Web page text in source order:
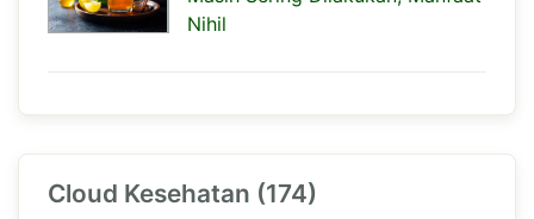
Nihil
Cloud Kesehatan (174)